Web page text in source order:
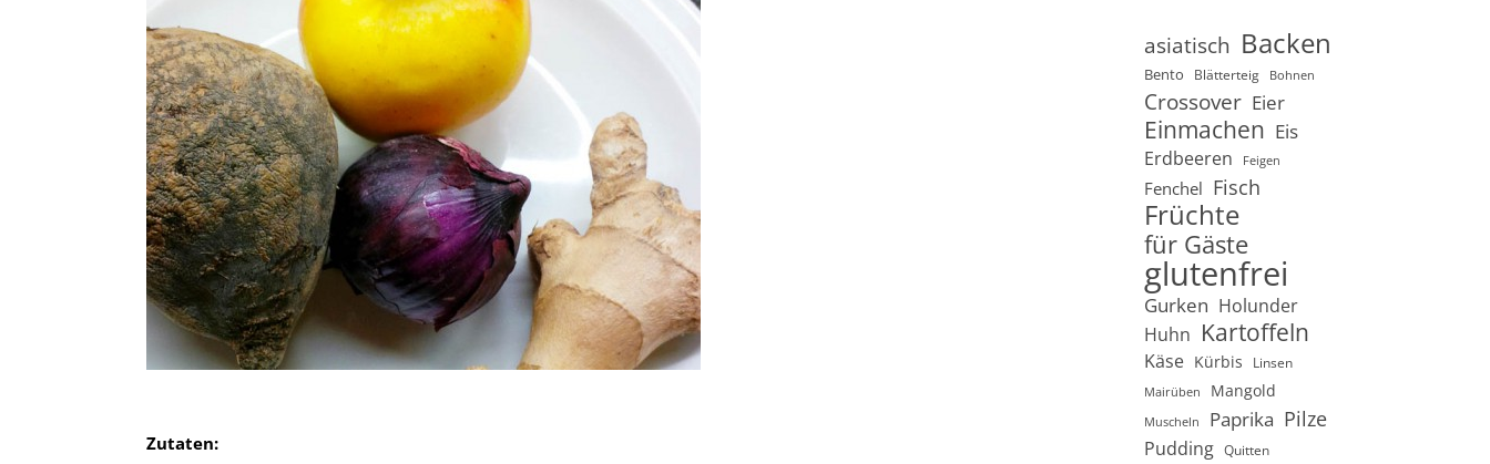
Zutaten:
asiatisch Backen
Bento Blätterteig Bohnen
Crossover Eier
Einmachen Eis
Erdbeeren Feigen
Fenchel Fisch
Früchte
für Gäste
glutenfrei
Gurken Holunder
Huhn Kartoffeln
Käse Kürbis Linsen
Mairüben Mangold
Muscheln Paprika Pilze
Pudding Quitten